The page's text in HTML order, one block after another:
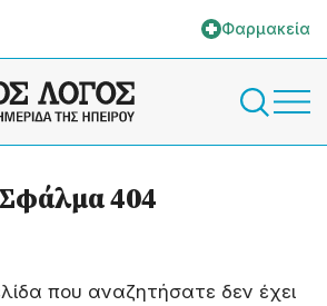
Φαρμακεία
Σφάλμα 404
που αναζητήσατε δεν έχει